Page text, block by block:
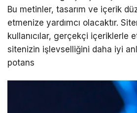
Bu metinler, tasarım ve içerik
etmenize yardımcı olacaktır.
kullanıcılar, gerçekçi içeriklerle
sitenizin işlevselliğini daha iyi
potans